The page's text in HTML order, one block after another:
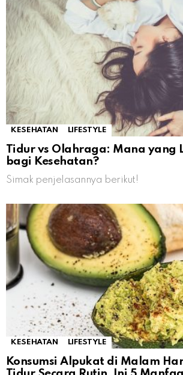
KESEHATAN LIFESTYLE
Tidur vs Olahraga: Mana yang
bagi Kesehatan?
Simak penjelasannya berikut!
KESEHATAN LIFESTYLE
Konsumsi Alpukat di Malam